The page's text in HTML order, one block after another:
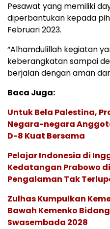
Pesawat yang memiliki
diperbantukan kepada
Februari 2023.
“Alhamdulillah kegiatan
keberangkatan sampai
berjalan dengan aman
Baca Juga:
Untuk Bela Palestina,
Negara-negara
D-8 Kuat Bersama
Pelajar Indonesia di
Kedatangan Prabowo
Pengalaman Tak
Zulhas Kumpulkan
Bawah Kemenko
Swasembada 2028